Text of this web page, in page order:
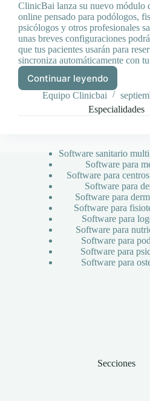
ClinicBai lanza su nuevo módulo
online pensado para podólogos,
psicólogos y otros profesionales
unas breves configuraciones
que tus pacientes usarán para
sincroniza automáticamente con
Continuar leyendo
Nuevo
módulo
reserva
online
ClinicBai:
integra
un
enlace
web
redes
Equipo Clinicbai
Especialidades
Software sanitario
Software para
Software para
Software para
Software para
Software para
Software para
Software para
Software para
Software para
Software para
Secciones